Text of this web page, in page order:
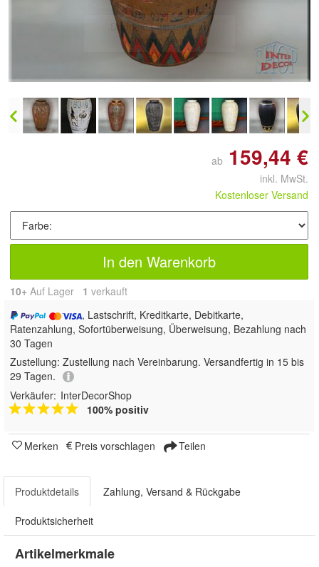
Doppelt antippen zum
vergrößern
ab 159,44 €
inkl. MwSt.
Kostenloser Versand
In den Warenkorb
10+ Auf Lager 1 verkauft
, Lastschrift, Kreditkarte, Debitkarte,
Ratenzahlung, Sofortüberweisung, Überweisung, Bezahlung nach
30 Tagen
Zustellung: Zustellung nach Vereinbarung. Versandfertig in 15 bis
29 Tagen.
Verkäufer: InterDecorShop
100% positiv
Merken Preis vorschlagen Teilen
Produktdetails Zahlung, Versand & Rückgabe
Produktsicherheit
Artikelmerkmale